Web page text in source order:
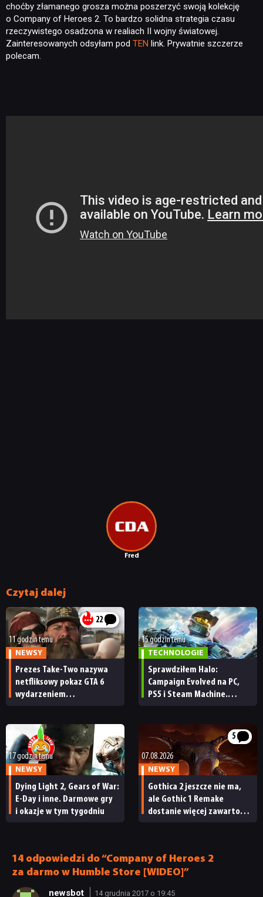
RECENZJE
Fred
choćby złamanego grosza można poszerzyć swoją kolekcję
o Company of Heroes 2. To bardzo solidna strategia czasu
rzeczywistego osadzona w realiach II wojny światowej.
Zainteresowanych odsyłam pod TEN link. Prywatnie szczerze
polecam.
Czytaj dalej
22
11 godzin temu
NEWSY
Prezes Take-Two nazywa
netfliksowy pokaz GTA 6
wydarzeniem
ma subskrybentów
15 godzin temu
TECHNOLOGIE
Sprawdziłem Halo:
Campaign Evolved na PC,
PS5 i Steam Machine.
[RECENZJA TECHNICZNA]
17 godzin temu
NEWSY
Dying Light 2, Gears of War:
E-Day i inne. Darmowe gry
i okazje w tym tygodniu
5
07.08.2026
NEWSY
Gothica 2 jeszcze nie ma,
ale Gothic 1 Remake
dostanie więcej zawartości.
14 odpowiedzi do “Company of Heroes 2
za darmo w Humble Store [WIDEO]”
newsbot 14 grudnia 2017 o 19:45